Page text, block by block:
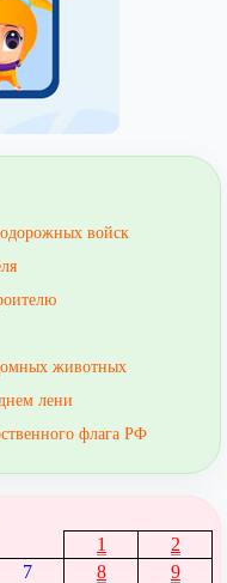
войск
животных
лени
флага РФ
1
2
7 8
9